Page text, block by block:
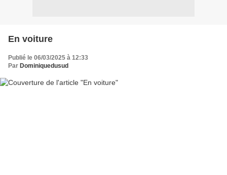
En voiture
Publié le 06/03/2025 à 12:33
Par Dominiquedusud